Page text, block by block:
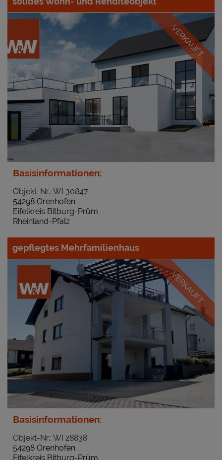
VERKAUFT
Basisinformationen:
Objekt-Nr.: WI 30847
54298 Orenhofen
Eifelkreis Bitburg-Prüm
Rheinland-Pfalz
gepflegtes Mehrfamilienhaus
VERKAUFT
Basisinformationen:
Objekt-Nr.: WI 28838
54298 Orenhofen
Eifelkreis Bitburg-Prüm